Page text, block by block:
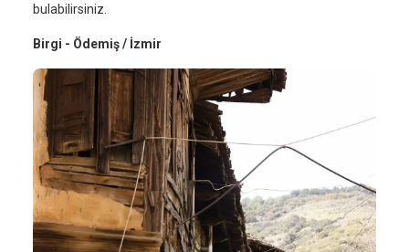
bulabilirsiniz.
Birgi - Ödemiş / İzmir